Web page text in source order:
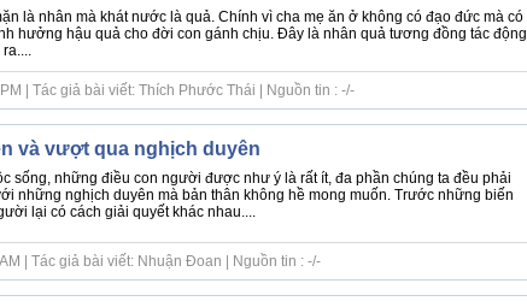
là nhân mà khát nước là quả. Chính vì cha mẹ ăn ở không có đạo đức mà có
hưởng hậu quả cho đời con gánh chịu. Đây là nhân quả tương đồng tác động
| Tác giả bài viết: Thích Phước Thái | Nguồn tin : -/-
và vượt qua nghịch duyên
sống, những điều con người được như ý là rất ít, đa phần chúng ta đều phải
những nghịch duyên mà bản thân không hề mong muốn. Trước những biến
lại có cách giải quyết khác nhau....
| Tác giả bài viết: Nhuận Đoan | Nguồn tin : -/-